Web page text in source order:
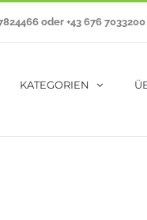
oder +43 676 7033200
KATEGORIEN